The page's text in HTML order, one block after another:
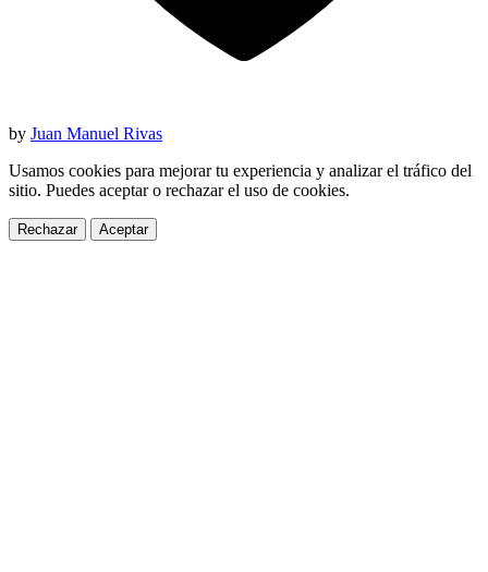
by Juan Manuel Rivas
Usamos cookies para mejorar tu experiencia y analizar el tráfico del
sitio. Puedes aceptar o rechazar el uso de cookies.
Rechazar Aceptar